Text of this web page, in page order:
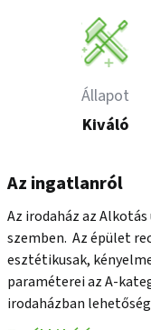
Állapot
Kiváló
Az ingatlanról
Az irodaház az
szemben.  Az épület
esztétikusak,
paraméterei az A-
irodaházban
épület mind